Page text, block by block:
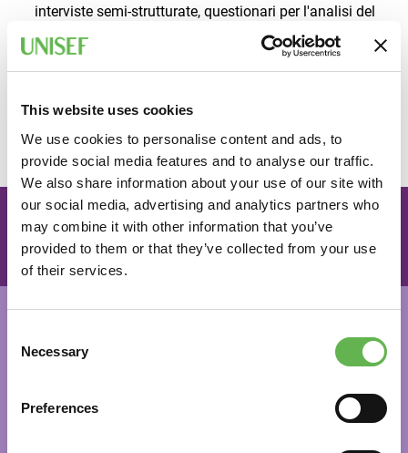
This website uses cookies
We use cookies to personalise content and ads, to
provide social media features and to analyse our traffic.
We also share information about your use of our site with
our social media, advertising and analytics partners who
may combine it with other information that you’ve
provided to them or that they’ve collected from your use
of their services.
Selection
Necessary
Preferences
interviste semi-strutturate, questionari per l'analisi del
clima organizzativo, ecc.), per la rilevazione di criticità
nei processi, nelle risorse tecniche e strutturali, nel
clima e nella cultura aziendale
Progettare e pianificare interventi di ristrutturazione
ridisegno dei processi di creazione del valore
Vuoi iscriverti al percorso?
COMPILA IL FORM
Requisiti per partecipare
Per partecipare è necessario essere in possesso del Patto
di Servizio e relativo Assegno GOL rilasciato dal Centro
La verifica dei requisiti di accesso al Programma GOL